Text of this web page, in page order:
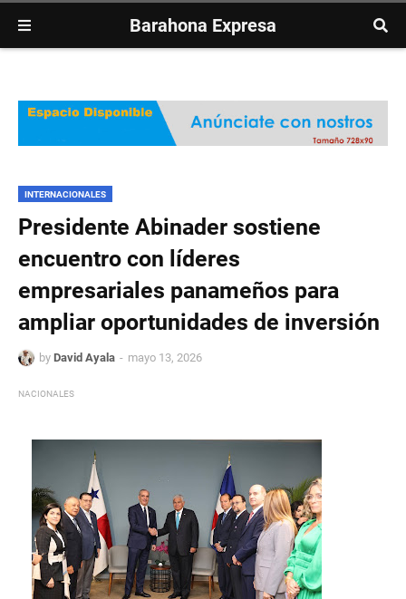
Barahona Expresa
INTERNACIONALES
Presidente Abinader sostiene
encuentro con líderes
empresariales panameños para
ampliar oportunidades de inversión
by David Ayala mayo 13, 2026
NACIONALES